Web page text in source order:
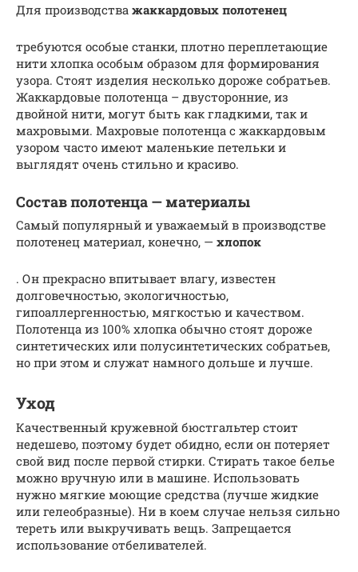
Для производства жаккардовых полотенец
требуются особые станки, плотно переплетающие
нити хлопка особым образом для формирования
узора. Стоят изделия несколько дороже собратьев.
Жаккардовые полотенца – двусторонние, из
двойной нити, могут быть как гладкими, так и
махровыми. Махровые полотенца с жаккардовым
узором часто имеют маленькие петельки и
выглядят очень стильно и красиво.
Состав полотенца — материалы
Самый популярный и уважаемый в производстве
полотенец материал, конечно, — хлопок
. Он прекрасно впитывает влагу, известен
долговечностью, экологичностью,
гипоаллергенностью, мягкостью и качеством.
Полотенца из 100% хлопка обычно стоят дороже
синтетических или полусинтетических собратьев,
но при этом и служат намного дольше и лучше.
Уход
Качественный кружевной бюстгальтер стоит
недешево, поэтому будет обидно, если он потеряет
свой вид после первой стирки. Стирать такое белье
можно вручную или в машине. Использовать
нужно мягкие моющие средства (лучше жидкие
или гелеобразные). Ни в коем случае нельзя сильно
тереть или выкручивать вещь. Запрещается
использование отбеливателей.